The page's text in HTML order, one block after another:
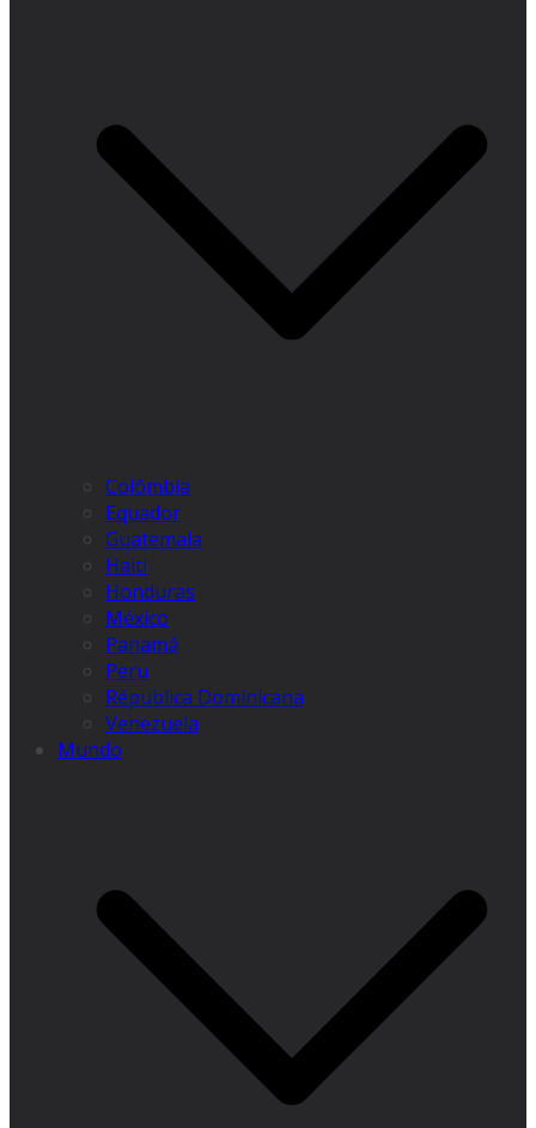
Colômbia
Equador
Guatemala
Haiti
Honduras
México
Panamá
Peru
Républica Dominicana
Venezuela
Mundo